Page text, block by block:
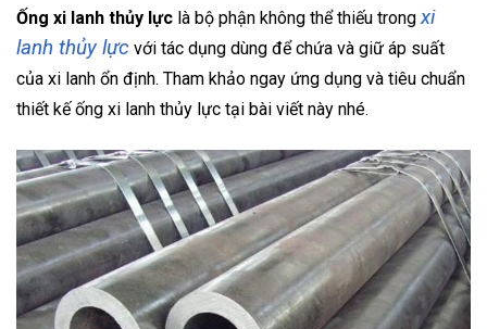
Ống xi lanh thủy lực là bộ phận không thể thiếu trongxi
lanh thủy lực với tác dụng dùng để chứa và giữ áp suất
của xi lanh ổn định. Tham khảo ngay ứng dụng và tiêu chuẩn
thiết kế ống xi lanh thủy lực tại bài viết này nhé.